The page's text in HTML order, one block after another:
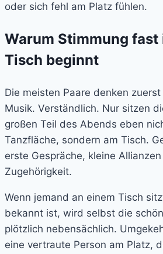
oder sich fehl am Platz fühlen.
Warum Stimmung fast
Tisch beginnt
Die meisten Paare denken
Musik. Verständlich. Nur sitzen
großen Teil des Abends eben
Tanzfläche, sondern am Tisch.
erste Gespräche, kleine
Zugehörigkeit.
Wenn jemand an einem Tisch
bekannt ist, wird selbst die
plötzlich nebensächlich.
eine vertraute Person am Platz,